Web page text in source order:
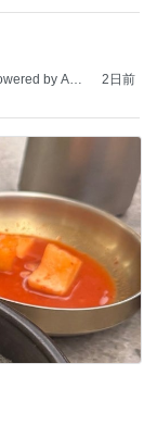
by Ame
2日前